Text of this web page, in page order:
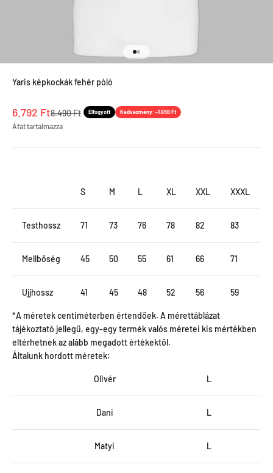
Menjen a termékre 1
Menjen a termékre 2
Yaris képkockák fehér póló
Leértékel ár
6.792 FtNormál ár
8.490 Ft Elfogyott Kedvezmény: -1.698 Ft
Áfát tartalmazza
S M L XL XXL XXXL
Testhossz 71 73 76 78 82 83
Mellbőség 45 50 55 61 66 71
Ujjhossz 41 45 48 52 56 59
*A méretek centiméterben értendőek. A mérettáblázat
tájékoztató jellegű, egy-egy termék valós méretei kis mértékben
eltérhetnek az alább megadott értékektől.
Általunk hordott méretek:
Olivér L
Dani L
Matyi L